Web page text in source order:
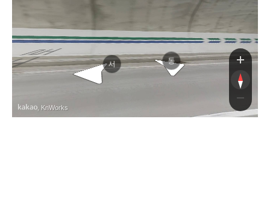
광주대구고속도로
서 동
, KnWorks